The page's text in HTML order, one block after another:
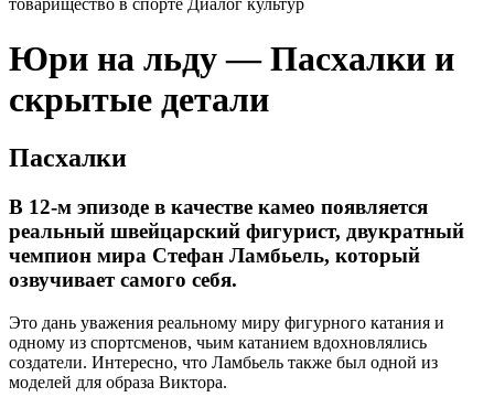
товарищество в спорте Диалог культур
Юри на льду — Пасхалки и
скрытые детали
Пасхалки
В 12-м эпизоде в качестве камео появляется
реальный швейцарский фигурист, двукратный
чемпион мира Стефан Ламбьель, который
озвучивает самого себя.
Это дань уважения реальному миру фигурного катания и
одному из спортсменов, чьим катанием вдохновлялись
создатели. Интересно, что Ламбьель также был одной из
моделей для образа Виктора.